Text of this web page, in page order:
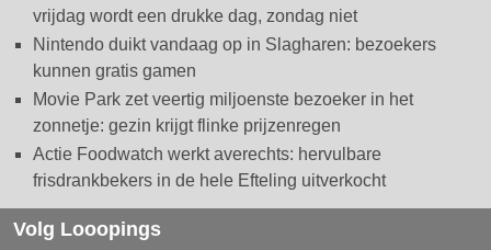
vrijdag wordt een drukke dag, zondag niet
Nintendo duikt vandaag op in Slagharen: bezoekers
kunnen gratis gamen
Movie Park zet veertig miljoenste bezoeker in het
zonnetje: gezin krijgt flinke prijzenregen
Actie Foodwatch werkt averechts: hervulbare
frisdrankbekers in de hele Efteling uitverkocht
Volg Looopings